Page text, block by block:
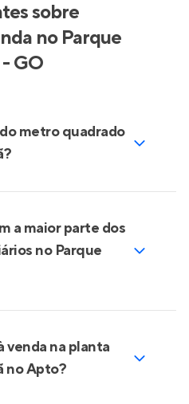
sobre
no Parque
GO
metro quadrado
a maior parte dos
no Parque
venda na planta
no Apto?